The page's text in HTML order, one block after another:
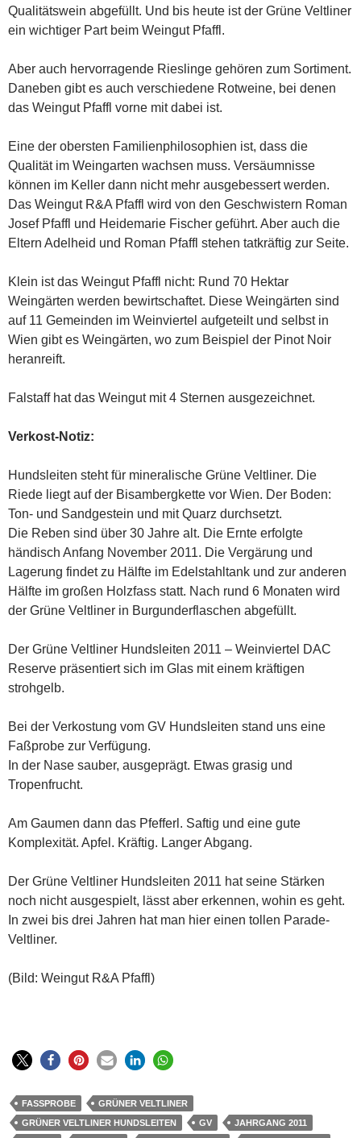
Qualitätswein abgefüllt. Und bis heute ist der Grüne Veltliner
ein wichtiger Part beim Weingut Pfaffl.
Aber auch hervorragende Rieslinge gehören zum Sortiment.
Daneben gibt es auch verschiedene Rotweine, bei denen
das Weingut Pfaffl vorne mit dabei ist.
Eine der obersten Familienphilosophien ist, dass die
Qualität im Weingarten wachsen muss. Versäumnisse
können im Keller dann nicht mehr ausgebessert werden.
Das Weingut R&A Pfaffl wird von den Geschwistern Roman
Josef Pfaffl und Heidemarie Fischer geführt. Aber auch die
Eltern Adelheid und Roman Pfaffl stehen tatkräftig zur Seite.
Klein ist das Weingut Pfaffl nicht: Rund 70 Hektar
Weingärten werden bewirtschaftet. Diese Weingärten sind
auf 11 Gemeinden im Weinviertel aufgeteilt und selbst in
Wien gibt es Weingärten, wo zum Beispiel der Pinot Noir
heranreift.
Falstaff hat das Weingut mit 4 Sternen ausgezeichnet.
Verkost-Notiz:
Hundsleiten steht für mineralische Grüne Veltliner. Die
Riede liegt auf der Bisambergkette vor Wien. Der Boden:
Ton- und Sandgestein und mit Quarz durchsetzt.
Die Reben sind über 30 Jahre alt. Die Ernte erfolgte
händisch Anfang November 2011. Die Vergärung und
Lagerung findet zu Hälfte im Edelstahltank und zur anderen
Hälfte im großen Holzfass statt. Nach rund 6 Monaten wird
der Grüne Veltliner in Burgunderflaschen abgefüllt.
Der Grüne Veltliner Hundsleiten 2011 – Weinviertel DAC
Reserve präsentiert sich im Glas mit einem kräftigen
strohgelb.
Bei der Verkostung vom GV Hundsleiten stand uns eine
Faßprobe zur Verfügung.
In der Nase sauber, ausgeprägt. Etwas grasig und
Tropenfrucht.
Am Gaumen dann das Pfefferl. Saftig und eine gute
Komplexität. Apfel. Kräftig. Langer Abgang.
Der Grüne Veltliner Hundsleiten 2011 hat seine Stärken
noch nicht ausgespielt, lässt aber erkennen, wohin es geht.
In zwei bis drei Jahren hat man hier einen tollen Parade-
Veltliner.
(Bild: Weingut R&A Pfaffl)
FASSPROBE
GRÜNER VELTLINER
GRÜNER VELTLINER HUNDSLEITEN
GV
JAHRGANG 2011